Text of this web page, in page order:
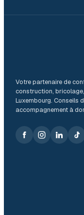
Votre partenaire de
construction,
Luxembourg. Conseils
accompagnement à